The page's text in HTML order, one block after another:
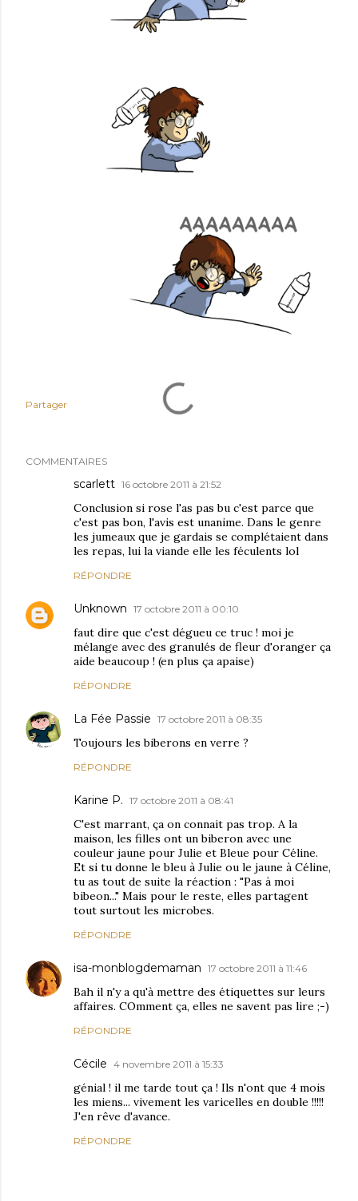
Partager
COMMENTAIRES
scarlett 16 octobre 2011 à 21:52
Conclusion si rose l'as pas bu c'est parce que
c'est pas bon, l'avis est unanime. Dans le genre
les jumeaux que je gardais se complétaient dans
les repas, lui la viande elle les féculents lol
RÉPONDRE
Unknown 17 octobre 2011 à 00:10
faut dire que c'est dégueu ce truc ! moi je
mélange avec des granulés de fleur d'oranger ça
aide beaucoup ! (en plus ça apaise)
RÉPONDRE
La Fée Passie 17 octobre 2011 à 08:35
Toujours les biberons en verre ?
RÉPONDRE
Karine P. 17 octobre 2011 à 08:41
C'est marrant, ça on connait pas trop. A la
maison, les filles ont un biberon avec une
couleur jaune pour Julie et Bleue pour Céline.
Et si tu donne le bleu à Julie ou le jaune à Céline,
tu as tout de suite la réaction : "Pas à moi
bibeon..." Mais pour le reste, elles partagent
tout surtout les microbes.
RÉPONDRE
isa-monblogdemaman 17 octobre 2011 à 11:46
Bah il n'y a qu'à mettre des étiquettes sur leurs
affaires. COmment ça, elles ne savent pas lire ;-)
RÉPONDRE
Cécile 4 novembre 2011 à 15:33
génial ! il me tarde tout ça ! Ils n'ont que 4 mois
les miens... vivement les varicelles en double !!!!!
J'en rêve d'avance.
RÉPONDRE